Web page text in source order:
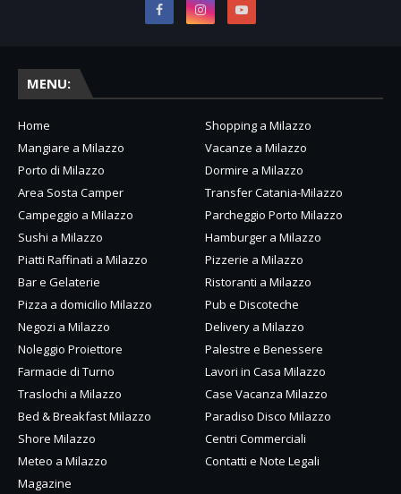
MENU:
Home
Shopping a Milazzo
Mangiare a Milazzo
Vacanze a Milazzo
Porto di Milazzo
Dormire a Milazzo
Area Sosta Camper
Transfer Catania-Milazzo
Campeggio a Milazzo
Parcheggio Porto Milazzo
Sushi a Milazzo
Hamburger a Milazzo
Piatti Raffinati a Milazzo
Pizzerie a Milazzo
Bar e Gelaterie
Ristoranti a Milazzo
Pizza a domicilio Milazzo
Pub e Discoteche
Negozi a Milazzo
Delivery a Milazzo
Noleggio Proiettore
Palestre e Benessere
Farmacie di Turno
Lavori in Casa Milazzo
Traslochi a Milazzo
Case Vacanza Milazzo
Bed & Breakfast Milazzo
Paradiso Disco Milazzo
Shore Milazzo
Centri Commerciali
Meteo a Milazzo
Contatti e Note Legali
Magazine